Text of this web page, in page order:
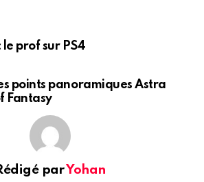
prof sur PS4
points panoramiques Astra
Fantasy
parYohan